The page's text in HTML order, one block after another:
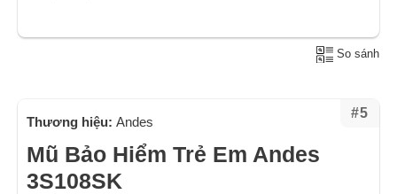
So sánh
#5
Thương hiệu: Andes
Mũ Bảo Hiểm Trẻ Em Andes
3S108SK